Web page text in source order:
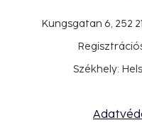
Kungsgatan 6, 252
Székhely: